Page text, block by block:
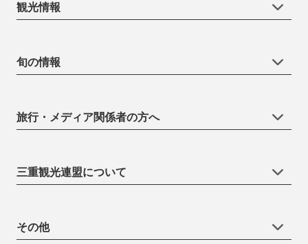
観光情報
旬の情報
旅行・メディア関係者の方へ
三重観光連盟について
その他